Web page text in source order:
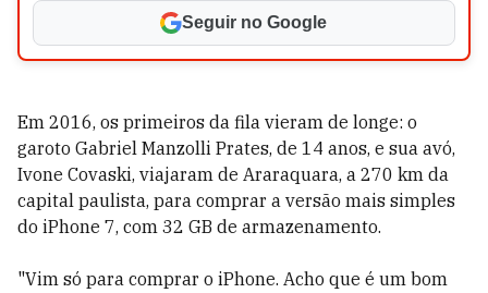
Seguir no Google
Em 2016, os primeiros da fila vieram de longe: o
garoto Gabriel Manzolli Prates, de 14 anos, e sua avó,
Ivone Covaski, viajaram de Araraquara, a 270 km da
capital paulista, para comprar a versão mais simples
do iPhone 7, com 32 GB de armazenamento.
"Vim só para comprar o iPhone. Acho que é um bom